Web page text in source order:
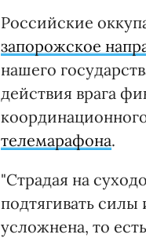
Российские
запорожское
нашего
действия врага
телемарафона.
"Страдая на
подтягивать силы
усложнена, то